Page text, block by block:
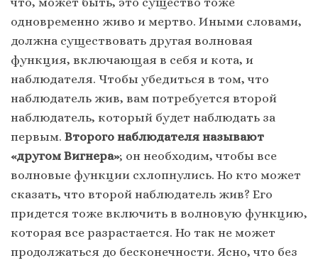
одновременно живо и мертво. Иными словами,
должна существовать другая волновая
функция, включающая в себя и кота, и
наблюдателя. Чтобы убедиться в том, что
наблюдатель жив, вам потребуется второй
наблюдатель, который будет наблюдать за
первым. Второго наблюдателя называют
«другом Вигнера»; он необходим, чтобы все
волновые функции схлопнулись. Но кто может
сказать, что второй наблюдатель жив? Его
придется тоже включить в волновую функцию,
которая все разрастается. Но так не может
продолжаться до бесконечности. Ясно, что без